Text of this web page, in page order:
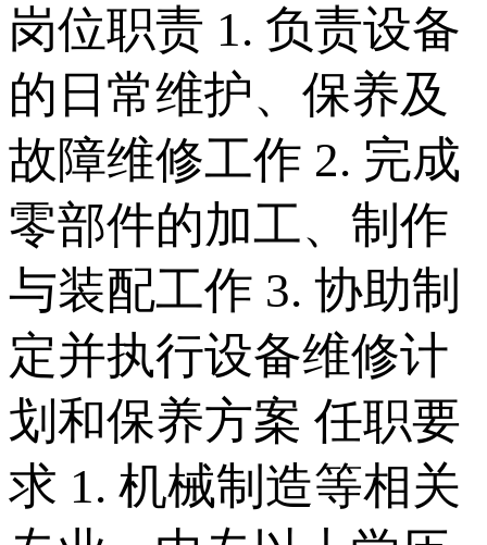
岗位职责 1. 负责设备
的日常维护、保养及
故障维修工作 2. 完成
零部件的加工、制作
与装配工作 3. 协助制
定并执行设备维修计
划和保养方案 任职要
求 1. 机械制造等相关